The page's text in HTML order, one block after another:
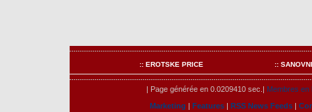
:: EROTSKE PRICE ::
| Page générée en 0.0209410 sec.| Membres en
Marketing | Features| RSS News Feeds|